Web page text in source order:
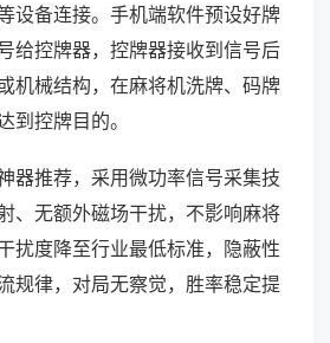
设备连接。手机端软件预设好牌
给控牌器，控牌器接收到信号后
机械结构，在麻将机洗牌、码牌
到控牌目的。
器推荐，采用微功率信号采集技
、无额外磁场干扰，不影响麻将
扰度降至行业最低标准，隐蔽性
规律，对局无察觉，胜率稳定提